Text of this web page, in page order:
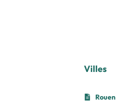
Villes
Rouen